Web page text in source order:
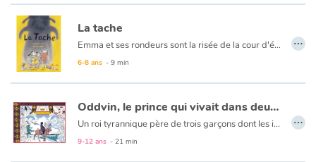
La tache
Emma et ses rondeurs sont la risée de la cour d'école. Le harcèlement dont elle est la victime se matérialise par une tache sombre sur sa peau qui grandit peu à peu et devient une ombre. Qui lui tendra la main ? Thèmes : harcèlement scolaire, différence, souffre-douleur, solidarité, amitié, tolérance Points forts : - Un texte à hauteur d'enfant pour prendre conscience de l'impact des mots, apprendre à ne plus en être victime ou coupable, à oser en parler.
6-8 ans - 9 min
…
Oddvin, le prince qui vivait dans deux mondes
Un roi tyrannique père de trois garçons dont les infirmités respectives (sourd, aveugle et muet) symbolisent ses fautes à l’égard de son peuple, est chassé de son trône. Seul, son deuxième fils, Oddvin, échappe au chaos. Aveugle, guidé par son renne Pernelius, il entame un voyage vers le grand nord au cours duquel il rencontre une série d’animaux. Humble, Oddvin sait recevoir d’eux de précieux présents. Le cœur éclairé, son retour dans le royaume perdu est possible...
9-12 ans - 21 min
…